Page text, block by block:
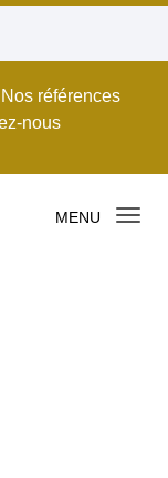
Nos références
nous
MENU